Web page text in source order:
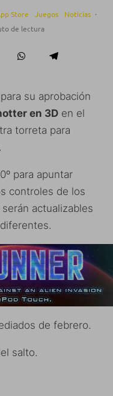
Store Juegos Noticias ·
de lectura
su aprobación
en 3D en el
torreta para
para apuntar
controles de los
actualizables
de febrero.
salto.